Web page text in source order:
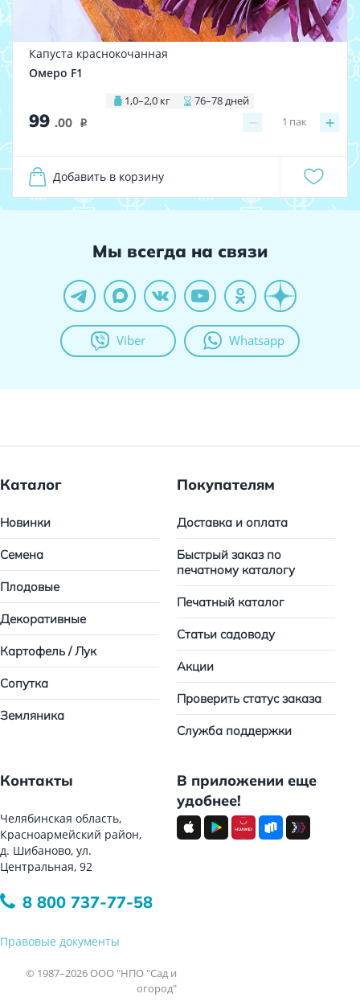
Капуста краснокочанная
Омеро F1
1,0–2,0 кг 76–78 дней
99 .00 i − +
1 пак
Добавить в корзину
Мы всегда на связи
Viber Whatsapp
Каталог
Новинки
Семена
Плодовые
Декоративные
Картофель / Лук
Сопутка
Земляника
Покупателям
Доставка и оплата
Быстрый заказ по
печатному каталогу
Печатный каталог
Статьи садоводу
Акции
Проверить статус заказа
Служба поддержки
Контакты
Челябинская область,
Красноармейский район,
д. Шибаново, ул.
Центральная, 92
8 800 737-77-58
Правовые документы
© 1987–2026 ООО "НПО "Сад и
огород"
В приложении еще
удобнее!